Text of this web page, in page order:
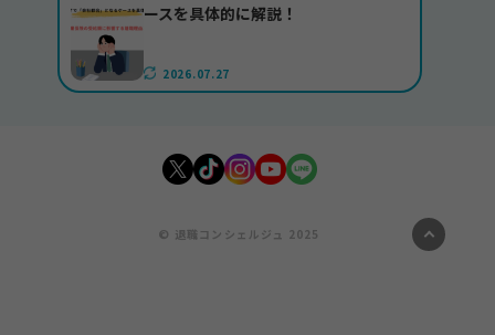
ースを具体的に解説！
2026.07.27
© 退職コンシェルジュ 2025